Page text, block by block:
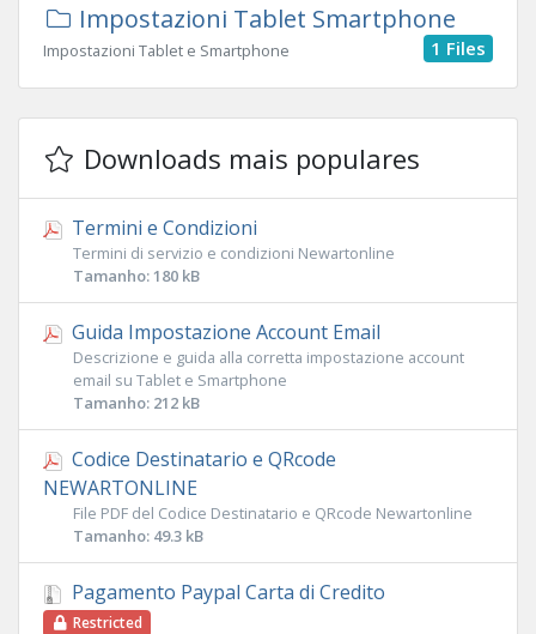
Impostazioni Tablet Smartphone
1 Files
Impostazioni Tablet e Smartphone
Downloads mais populares
Termini e Condizioni
Termini di servizio e condizioni Newartonline
Tamanho: 180 kB
Guida Impostazione Account Email
Descrizione e guida alla corretta impostazione account
email su Tablet e Smartphone
Tamanho: 212 kB
Codice Destinatario e QRcode
NEWARTONLINE
File PDF del Codice Destinatario e QRcode Newartonline
Tamanho: 49.3 kB
Pagamento Paypal Carta di Credito
Restricted